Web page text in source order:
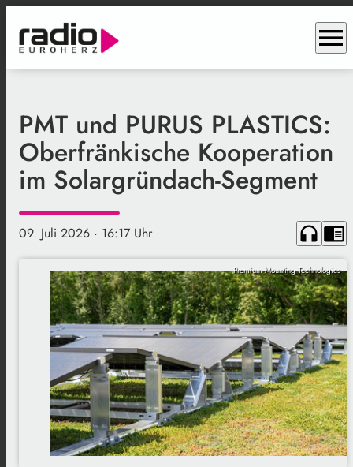
menu
PMT und PURUS PLASTICS:
Oberfränkische Kooperation
im Solargründach-Segment
09. Juli 2026 · 16:17 Uhr headphones chrome_reader_mode
Premium Mounting Technologies